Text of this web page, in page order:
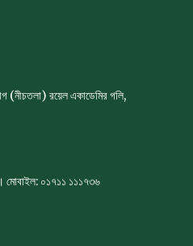
(নীচতলা) রয়েল একাডেমির গলি,
মোবাইল: ০১৭১১ ১১১৭৩৬